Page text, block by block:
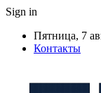
Sign in
Пятница, 7
Контакты